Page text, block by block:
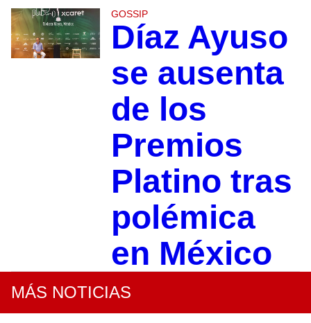
GOSSIP
Díaz Ayuso
se ausenta
de los
Premios
Platino tras
polémica
en México
MÁS NOTICIAS